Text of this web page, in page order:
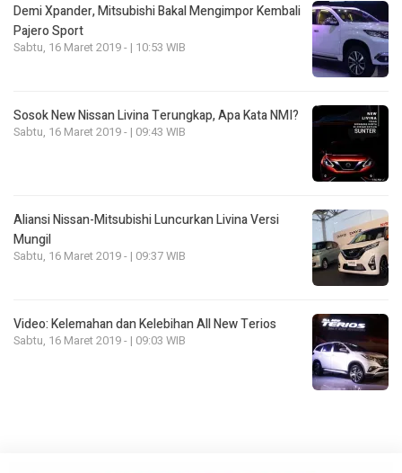
Demi Xpander, Mitsubishi Bakal Mengimpor Kembali
Pajero Sport
Sabtu, 16 Maret 2019 - | 10:53 WIB
Sosok New Nissan Livina Terungkap, Apa Kata NMI?
Sabtu, 16 Maret 2019 - | 09:43 WIB
Aliansi Nissan-Mitsubishi Luncurkan Livina Versi
Mungil
Sabtu, 16 Maret 2019 - | 09:37 WIB
Video: Kelemahan dan Kelebihan All New Terios
Sabtu, 16 Maret 2019 - | 09:03 WIB